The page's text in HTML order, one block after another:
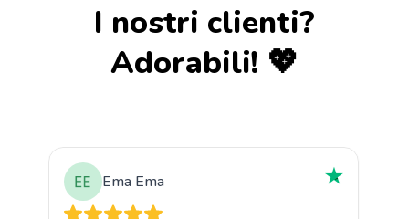
I nostri clienti?
Adorabili! 💖